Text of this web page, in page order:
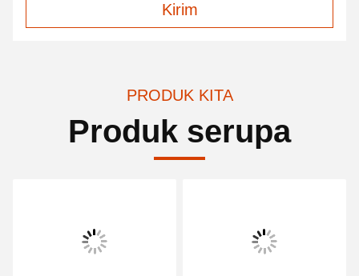
Kirim
PRODUK KITA
Produk serupa